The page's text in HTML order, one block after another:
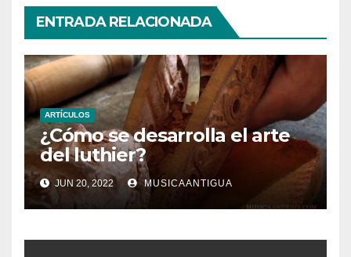
ENTRADA RELACIONADA
ARTÍCULOS
¿Cómo se desarrolla el arte
del luthier?
JUN 20, 2022 MUSICAANTIGUA